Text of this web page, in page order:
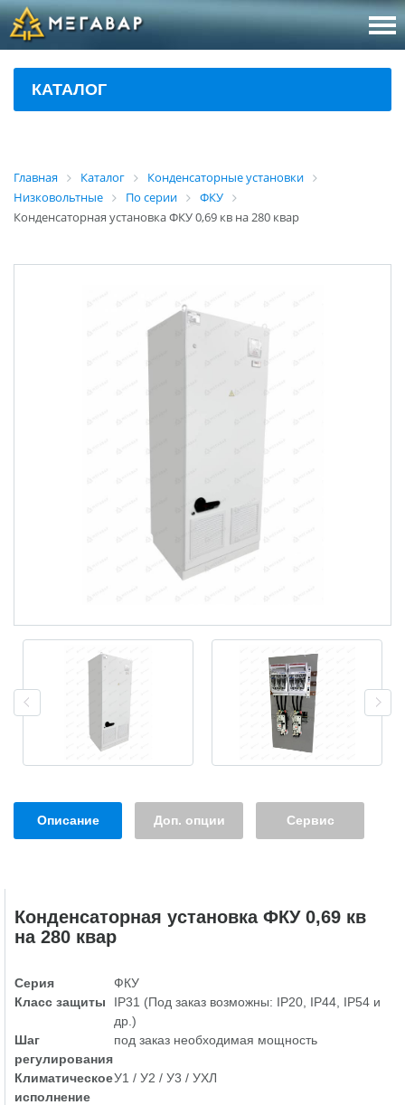
8
КАТАЛОГ
Главная Каталог
Конденсаторные установки
Низковольтные
По серии
ФКУ
Конденсаторная установка ФКУ 0,69 кв на 280 квар
Описание Доп. опции Сервис
Конденсаторная установка ФКУ 0,69 кв
на 280 квар
Серия
ФКУ
Класс защиты
IP31 (Под заказ возможны: IP20, IP44, IP54 и
др.)
Шаг
регулирования
под заказ необходимая мощность
Климатическое
исполнение
У1 / У2 / У3 / УХЛ